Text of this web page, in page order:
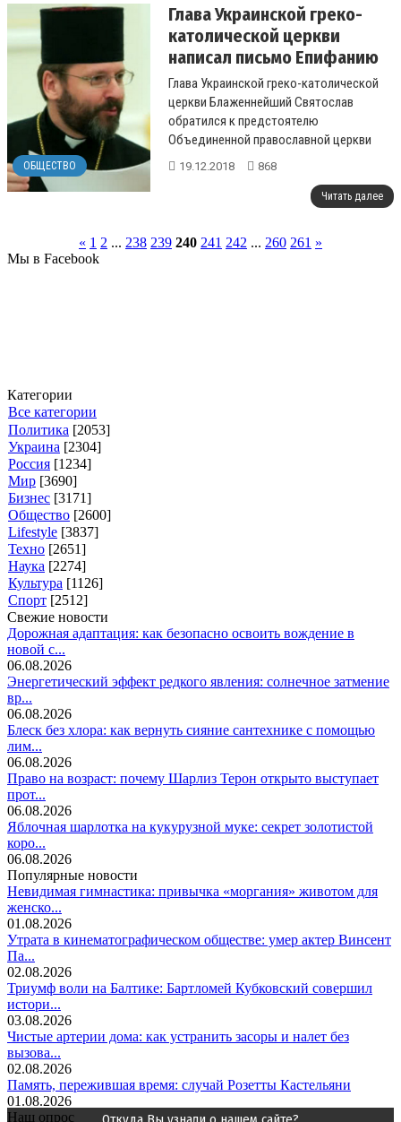
ОБЩЕСТВО
Глава Украинской греко-
католической церкви
написал письмо Епифанию
Глава Украинской греко-католической
церкви Блаженнейший Святослав
обратился к предстоятелю
Объединенной православной церкви
Украины Епифания....
19.12.2018 868
Читать далее
« 1 2 ... 238 239 240 241 242 ... 260 261 »
Мы в Facebook
Категории
Все категории
Политика [2053]
Украина [2304]
Россия [1234]
Мир [3690]
Бизнес [3171]
Общество [2600]
Lifestyle [3837]
Техно [2651]
Наука [2274]
Культура [1126]
Спорт [2512]
Свежие новости
Дорожная адаптация: как безопасно освоить вождение в
новой с...
06.08.2026
Энергетический эффект редкого явления: солнечное затмение
вр...
06.08.2026
Блеск без хлора: как вернуть сияние сантехнике с помощью
лим...
06.08.2026
Право на возраст: почему Шарлиз Терон открыто выступает
прот...
06.08.2026
Яблочная шарлотка на кукурузной муке: секрет золотистой
коро...
06.08.2026
Популярные новости
Невидимая гимнастика: привычка «моргания» животом для
женско...
01.08.2026
Утрата в кинематографическом обществе: умер актер Винсент
Па...
02.08.2026
Триумф воли на Балтике: Бартломей Кубковский совершил
истори...
03.08.2026
Чистые артерии дома: как устранить засоры и налет без
вызова...
02.08.2026
Память, пережившая время: случай Розетты Кастельяни
01.08.2026
Наш опрос